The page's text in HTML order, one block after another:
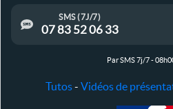
SMS (7J/7)
07 83 52 06 33
Par SMS 7j/7 -
Tutos- Vidéos de